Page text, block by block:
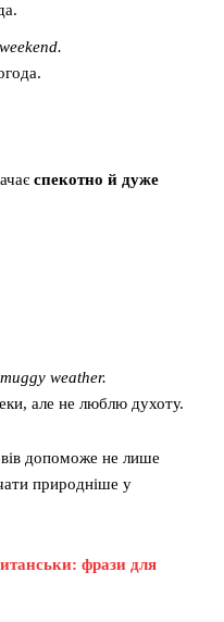
спекотно й дуже
weather.
але не люблю духоту.
допоможе не лише
природніше у
фрази для